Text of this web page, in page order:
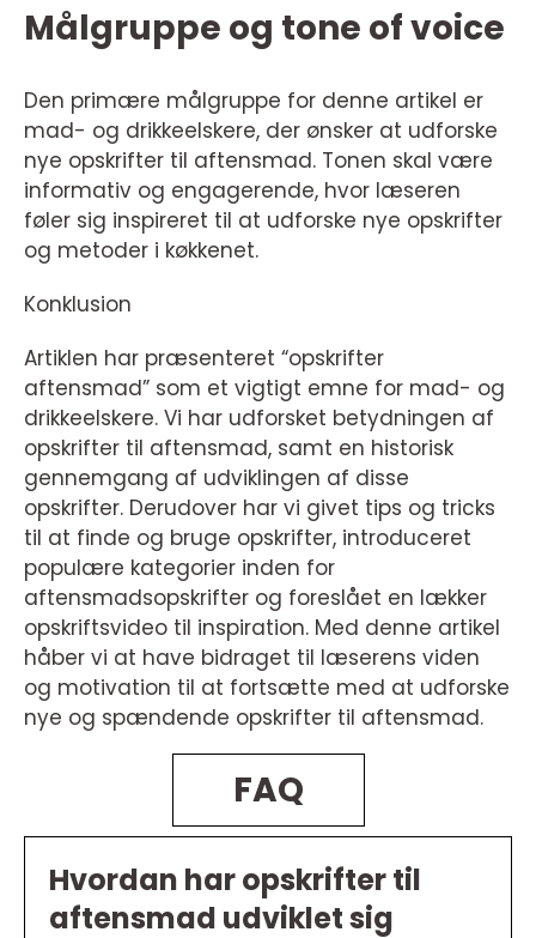
Målgruppe og tone of voice
Den primære målgruppe for denne artikel er
mad- og drikkeelskere, der ønsker at udforske
nye opskrifter til aftensmad. Tonen skal være
informativ og engagerende, hvor læseren
føler sig inspireret til at udforske nye opskrifter
og metoder i køkkenet.
Konklusion
Artiklen har præsenteret “opskrifter
aftensmad” som et vigtigt emne for mad- og
drikkeelskere. Vi har udforsket betydningen af
opskrifter til aftensmad, samt en historisk
gennemgang af udviklingen af disse
opskrifter. Derudover har vi givet tips og tricks
til at finde og bruge opskrifter, introduceret
populære kategorier inden for
aftensmadsopskrifter og foreslået en lækker
opskriftsvideo til inspiration. Med denne artikel
håber vi at have bidraget til læserens viden
og motivation til at fortsætte med at udforske
nye og spændende opskrifter til aftensmad.
FAQ
Hvordan har opskrifter til
aftensmad udviklet sig